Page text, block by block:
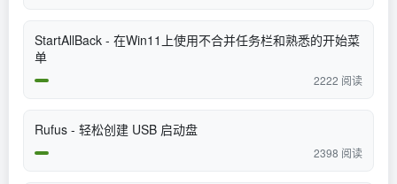
StartAllBack - 在Win11上使用不合并任务栏和熟悉的开始菜
单
2222 阅读
Rufus - 轻松创建 USB 启动盘
2398 阅读